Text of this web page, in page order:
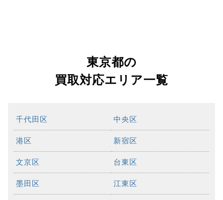
東京都の
買取対応エリア一覧
千代田区 中央区
港区 新宿区
文京区 台東区
墨田区 江東区